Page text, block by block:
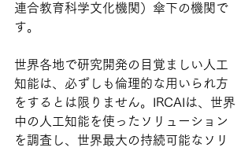
連合教育科学文化機関）傘下の機関で
す。
世界各地で研究開発の目覚ましい人工
知能は、必ずしも倫理的な用いられ方
をするとは限りません。IRCAIは、世界
中の人工知能を使ったソリューション
を調査し、世界最大の持続可能なソリ